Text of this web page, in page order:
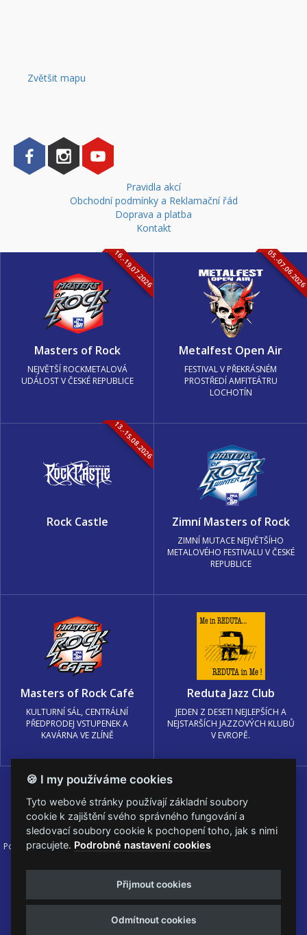
Zvětšit mapu
Pravidla akcí
Obchodní podmínky a Reklamační řád
Doprava a platba
Kontakt
16.-19.07.2026
Masters of Rock
NEJVĚTŠÍ ROCKMETALOVÁ
UDÁLOST V ČESKÉ REPUBLICE
05.-
Metalfest Open Air
FESTIVAL V PŘEKRÁSNÉM
PROSTŘEDÍ AMFITEÁTRU
LOCHOTÍN
13.-15.08.2026
Rock Castle Zimní Masters of Rock
ZIMNÍ MUTACE NEJVĚTŠÍHO
METALOVÉHO FESTIVALU V ČESKÉ
REPUBLICE
Masters of Rock Café
KULTURNÍ SÁL, CENTRÁLNÍ
PŘEDPRODEJ VSTUPENEK A
KAVÁRNA VE ZLÍNĚ
Reduta Jazz Club
JEDEN Z DESETI NEJLEPŠÍCH A
NEJSTARŠÍCH JAZZOVÝCH KLUBŮ
V EVROPĚ.
Podmínky užití 🍪 Změnit nastavení cookies.
© PRAGOKONCERT BOHEMIA, a.s.
Web s
k metalu vytvořila creatia.tech s.r.o. a
Viktor Eyermann
🍪 I my používáme cookies
Tyto webové stránky používají základní soubory
cookie k zajištění svého správného fungování a
sledovací soubory cookie k pochopení toho, jak s nimi
pracujete. Podrobné nastavení cookies
Přijmout cookies
Odmítnout cookies